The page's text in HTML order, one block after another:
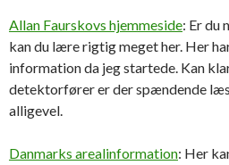
Allan Faurskovs hjemmeside: Er du
kan du lære rigtig meget her. Her
information da jeg startede. Kan
detektorfører er der spændende
alligevel.
Danmarks arealinformation: Her